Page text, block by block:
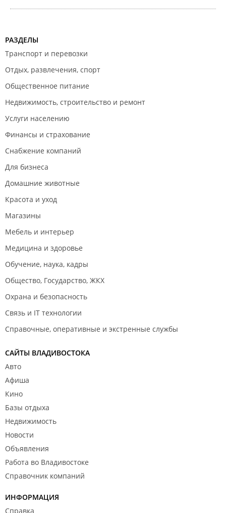
РАЗДЕЛЫ
Транспорт и перевозки
Отдых, развлечения, спорт
Общественное питание
Недвижимость, строительство и ремонт
Услуги населению
Финансы и страхование
Снабжение компаний
Для бизнеса
Домашние животные
Красота и уход
Магазины
Мебель и интерьер
Медицина и здоровье
Обучение, наука, кадры
Общество, Государство, ЖКХ
Охрана и безопасность
Связь и IT технологии
Справочные, оперативные и экстренные службы
САЙТЫ ВЛАДИВОСТОКА
Авто
Афиша
Кино
Базы отдыха
Недвижимость
Новости
Объявления
Работа во Владивостоке
Справочник компаний
ИНФОРМАЦИЯ
Справка